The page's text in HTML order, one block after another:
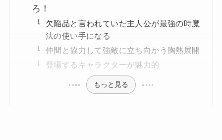
ろ！
欠陥品と言われていた主人公が最強の時魔
法の使い手になる
仲間と協力して強敵に立ち向かう胸熱展開
登場するキャラクターが魅力的
もっと見る